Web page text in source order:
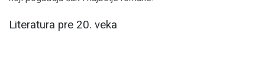
Literatura pre 20. veka